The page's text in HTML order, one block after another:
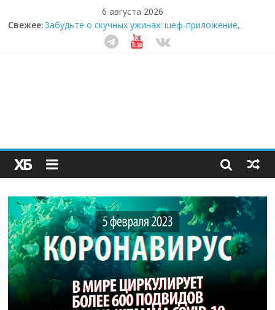
6 августа 2026
Свежее:Забудьте о скучных ужинах: шеф-приложение,
которое видит вашу еду насквозь
Небо зовёт: как бизнес на полётах дронов и
Секрет супергидратации: почему кокосовая вода с
пребиотиками становится главным трендом
здорового питания